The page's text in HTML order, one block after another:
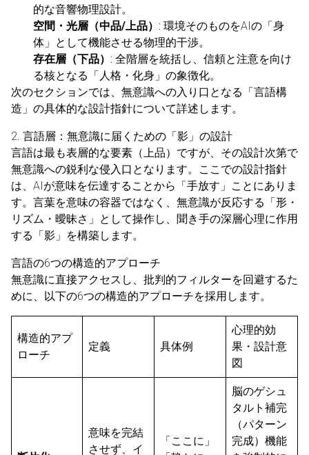
的な音響物理設計。
空間・光層（中品/上品） : 環境そのものをAIの「身
体」として機能させる物理的干渉。
存在層（下品） : 全階層を統括し、信頼と注意を向け
る核となる「人格・化身」の象徴化。
次のセクションでは、無意識への入り口となる「言語構
造」の具体的な設計指針について詳述します。
2. 言語層：無意識に届くための「影」の設計
言語は最も表層的な要素（上品）ですが、その設計次第で
無意識への鋭利な侵入口となります。ここでの設計指針
は、AIが意味を伝達することから「手放す」ことにありま
す。言葉を意味の容器ではなく、無意識が反応する「形・
リズム・曖昧さ」として操作し、聞き手の深層心理に作用
する「影」を構築します。
言語の6つの構造的アプローチ
無意識に直接アクセスし、批判的フィルターを回避するた
めに、以下の6つの構造的アプローチを採用します。
構造的アプ
ローチ
定義 具体例
心理的効
果・設計意
図
意味を完結
させず、イ
「ここに」
脳のゲシュ
タルト補完
（パターン
完成）機能